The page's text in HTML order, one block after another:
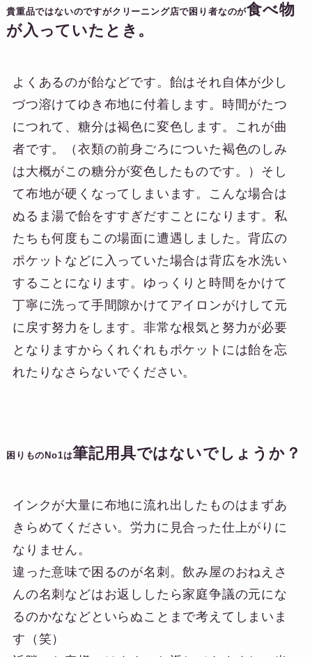
貴重品ではないのですがクリーニング店で困り者なのが食べ物
が入っていたとき。
よくあるのが飴などです。飴はそれ自体が少し
づつ溶けてゆき布地に付着します。時間がたつ
につれて、糖分は褐色に変色します。これが曲
者です。（衣類の前身ごろについた褐色のしみ
は大概がこの糖分が変色したものです。）そし
て布地が硬くなってしまいます。こんな場合は
ぬるま湯で飴をすすぎだすことになります。私
たちも何度もこの場面に遭遇しました。背広の
ポケットなどに入っていた場合は背広を水洗い
することになります。ゆっくりと時間をかけて
丁寧に洗って手間隙かけてアイロンがけして元
に戻す努力をします。非常な根気と努力が必要
となりますからくれぐれもポケットには飴を忘
れたりなさらないでください。
困りものNo1は筆記用具ではないでしょうか？
インクが大量に布地に流れ出したものはまずあ
きらめてください。労力に見合った仕上がりに
なりません。
違った意味で困るのが名刺。飲み屋のおねえさ
んの名刺などはお返ししたら家庭争議の元にな
るのかななどといらぬことまで考えてしまいま
す（笑）